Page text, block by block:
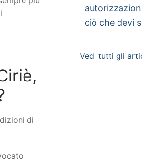
di
ciò che devi
Vedi tutti gli